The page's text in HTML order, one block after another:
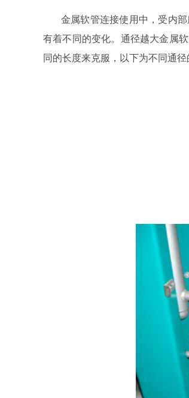
金属软管连接使用中，受内部
有着不同的变化。通径越大金属
同的长度来克服，以下为不同通径